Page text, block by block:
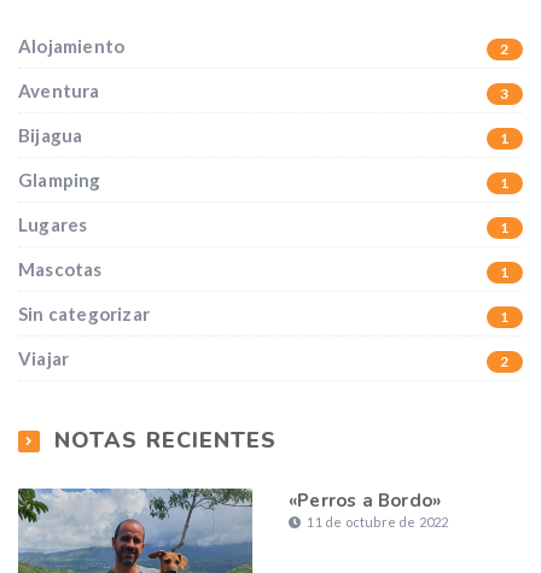
Alojamiento 2
Aventura 3
Bijagua 1
Glamping 1
Lugares 1
Mascotas 1
Sin categorizar 1
Viajar 2
NOTAS RECIENTES
«Perros a Bordo»
11 de octubre de 2022